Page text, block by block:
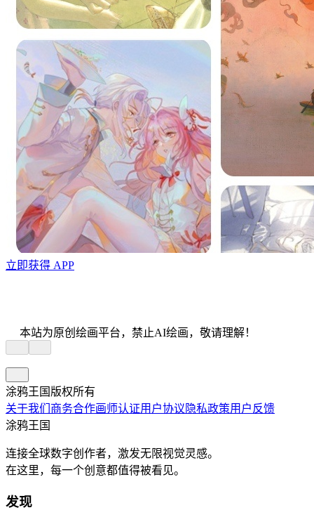
立即获得 APP
本站为原创绘画平台，禁止AI绘画，敬请理解！
涂鸦王国版权所有
关于我们 商务合作画师认证用户协议 隐私政策用户反馈
涂鸦王国
连接全球数字创作者，激发无限视觉灵感。
在这里，每一个创意都值得被看见。
发现